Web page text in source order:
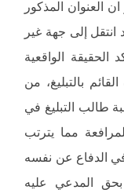
العنوان المذكور
إلى جهة غير
الحقيقة الواقعية
بالتبليغ، من
طالب التبليغ في
مما يترتب
الدفاع عن نفسه
بحق المدعي عليه